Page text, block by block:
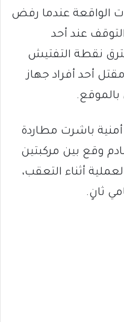
الواقعة عندما رفض
عند أحد
نقطة التفتيش
أحد أفراد جهاز
بالموقع.
باشرت مطاردة
وقع بين مركبتين
أثناء التعقب،
ثانٍ.